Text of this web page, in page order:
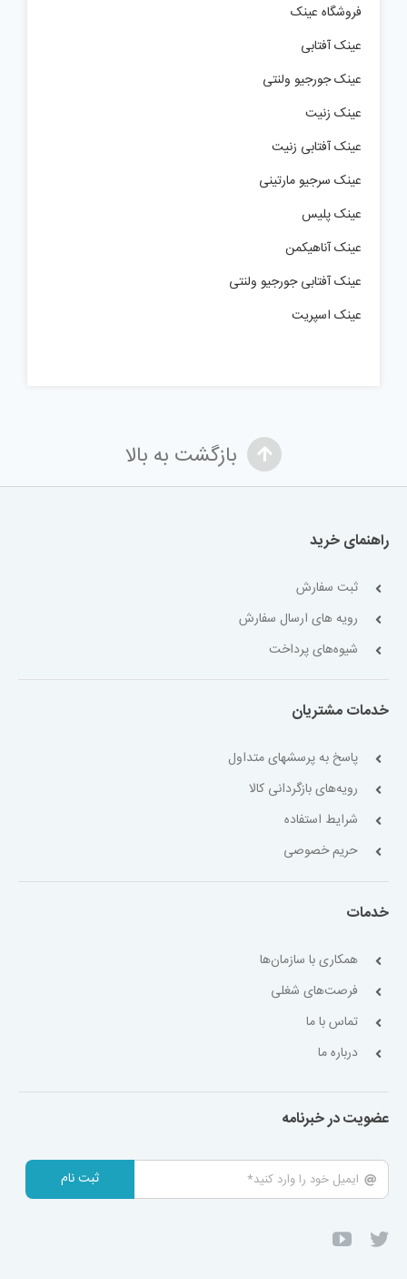
فروشگاه عینک
عینک آفتابی
عینک جورجیو ولنتی
عینک زنیت
عینک آفتابی زنیت
عینک سرجیو مارتینی
عینک پلیس
عینک آناهیکمن
عینک آفتابی جورجیو ولنتی
عینک اسپریت
بازگشت به بالا
راهنمای خرید
ثبت سفارش
رویه های ارسال سفارش
شیوه‌های پرداخت
خدمات مشتریان
پاسخ به پرسشهای متداول
رویه‌های بازگردانی کالا
شرایط استفاده
حریم خصوصی
خدمات
همکاری با سازمان‌ها
فرصت‌های شغلی
تماس با ما
درباره ما
عضویت در خبرنامه
ثبت نام